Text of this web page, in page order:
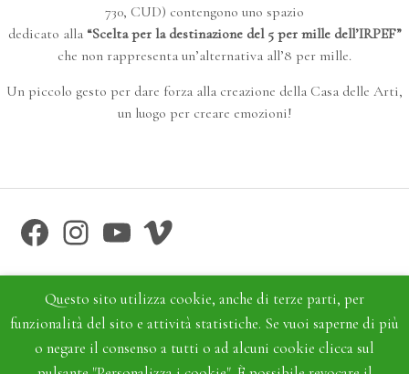
730, CUD) contengono uno spazio
dedicato alla “Scelta per la destinazione del 5 per mille dell’IRPEF”
che non rappresenta un’alternativa all’8 per mille.
Un piccolo gesto per dare forza alla creazione della Casa delle Arti,
un luogo per creare emozioni!
Facebook
Instagram
YouTube
Vimeo
Questo sito utilizza cookie, anche di terze parti, per
funzionalità del sito e attività statistiche. Se vuoi saperne di più
o negare il consenso a tutti o ad alcuni cookie clicca sul